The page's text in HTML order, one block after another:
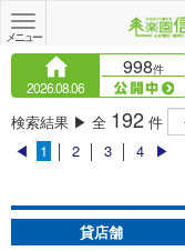
Toggle
navigation
メニュー
2026.08.06
998件
検索結果 ▶ 全 192 件
◀
1 │ 2 │ 3 │ 4
▶
貸店舗